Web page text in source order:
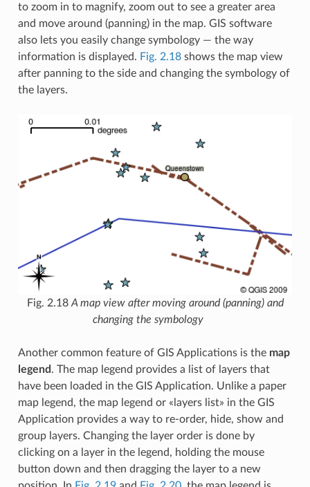
to zoom in to magnify, zoom out to see a greater area
and move around (panning) in the map. GIS software
also lets you easily change symbology — the way
information is displayed. Fig. 2.18shows the map view
after panning to the side and changing the symbology of
the layers.
Fig. 2.18A map view after moving around (panning) and
changing the symbology
Another common feature of GIS Applications is the map
legend. The map legend provides a list of layers that
have been loaded in the GIS Application. Unlike a paper
map legend, the map legend or «layers list» in the GIS
Application provides a way to re-order, hide, show and
group layers. Changing the layer order is done by
clicking on a layer in the legend, holding the mouse
button down and then dragging the layer to a new